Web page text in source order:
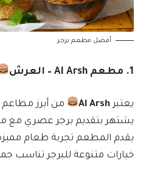
أفضل مطعم برجر
1. مطعم Al Arsh – العرش
يعتبرAl Arsh
من أبرز مطاعم
يشتهر بتقديم برجر عصري مع
يقدم المطعم تجربة طعام
خيارات متنوعة للبرجر تناسب